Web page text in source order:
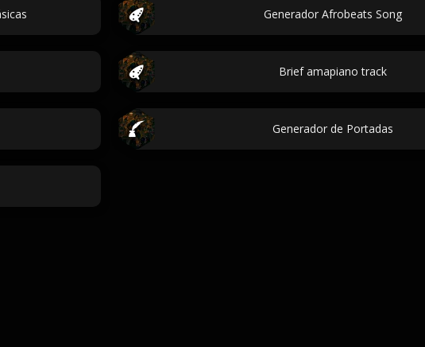
Generador Afrobeats Song
Brief amapiano track
Generador de Portadas